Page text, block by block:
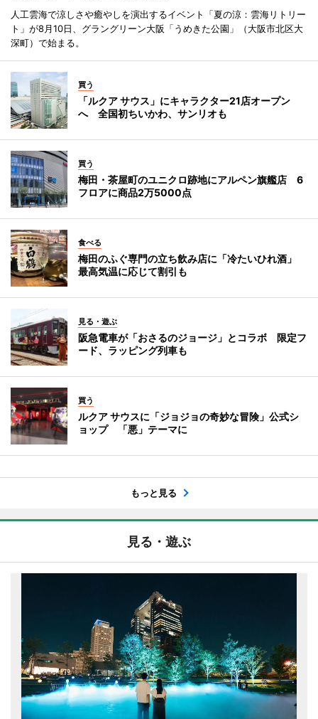
人工雲海で涼しさや癒やしを演出するイベント「夏の涼：雲海リトリー
ト」が8月10日、グラングリーン大阪「うめきた公園」（大阪市北区大
深町）で始まる。
買う
「ルクア サウス」にキャラクター21店オープン
へ 全国初ちいかわ、サンリオも
買う
梅田・茶屋町のユニクロ跡地にアルペン旗艦店 6
フロアに商品2万5000点
食べる
梅田のふぐ専門の立ち飲み店に「冷たいひれ酒」
最高気温に応じて割引も
見る・遊ぶ
阪急電車が「おさるのジョージ」とコラボ 限定フ
ード、ラッピング列車も
買う
ルクア サウスに「ジョジョの奇妙な冒険」公式シ
ョップ 「悪」テーマに
もっと見る
見る・遊ぶ